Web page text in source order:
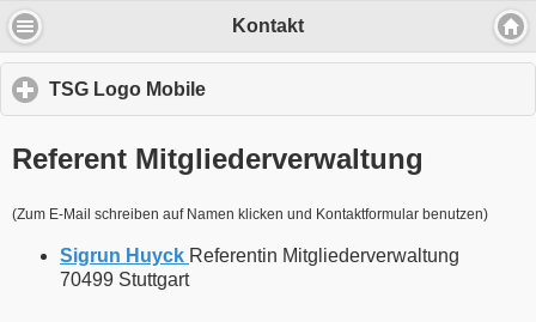
Wir verwenden Cookies, um Inhalte zu
Website zu analysieren.
Durch die Nutzung unserer Dienste erklärst Du Dich mit dem
Einsatz von Cookies einverstanden
Kontakt
TSG Logo Mobile
to
contents
Referent Mitgliederverwaltung
(Zum E-Mail schreiben auf Namen klicken und Kontaktformular benutzen)
Sigrun Huyck Referentin Mitgliederverwaltung
70499 Stuttgart